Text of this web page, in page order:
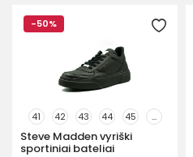
-50%
41 42 43 44 45 ...
Steve Madden vyriški
sportiniai bateliai